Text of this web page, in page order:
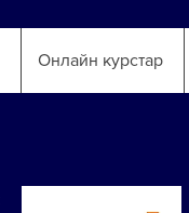
Онлайн курстар